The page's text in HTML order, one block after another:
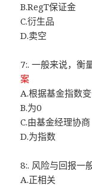
B.RegT保证金
C.衍生品
D.卖空
7:. 一般来说，
案
A.根据基金指数
B.为0
C.由基金经理协商
D.为指数
8:. 风险与回报一
A.正相关